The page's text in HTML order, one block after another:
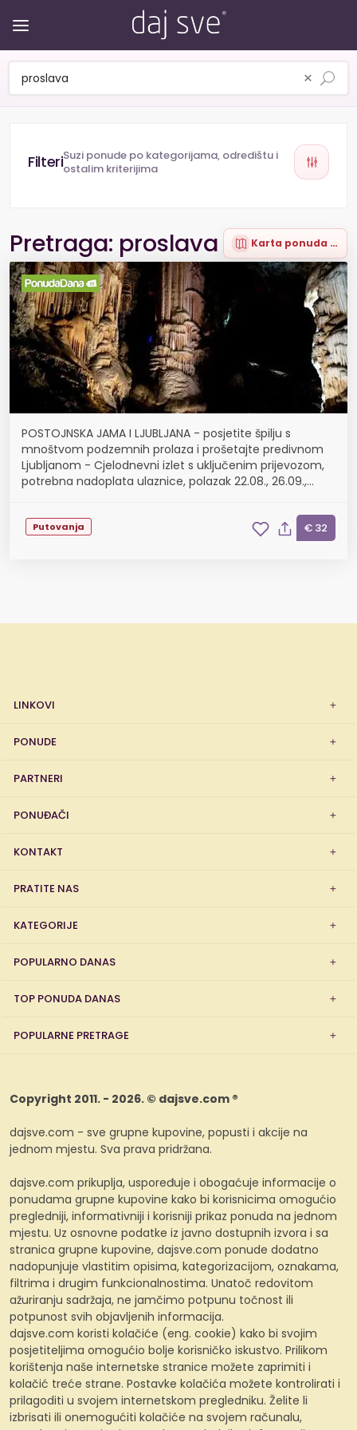
×
Suzi ponude po kategorijama, odredištu i
ostalim kriterijima
Pretraga: proslava Karta ponuda (1)
POSTOJNSKA JAMA I LJUBLJANA - posjetite špilju s
mnoštvom podzemnih prolaza i prošetajte predivnom
Ljubljanom - Cjelodnevni izlet s uključenim prijevozom,
potrebna nadoplata ulaznice, polazak 22.08., 26.09.,
Putovanja € 32
LINKOVI
PONUDE
PARTNERI
PONUĐAČI
KONTAKT
PRATITE NAS
KATEGORIJE
POPULARNO DANAS
TOP PONUDA DANAS
POPULARNE PRETRAGE
Copyright 2011. - 2026. © dajsve.com ®
dajsve.com - sve grupne kupovine, popusti i akcije na
jednom mjestu. Sva prava pridržana.
dajsve.com prikuplja, uspoređuje i obogaćuje informacije o
ponudama grupne kupovine kako bi korisnicima omogućio
pregledniji, informativniji i korisniji prikaz ponuda na jednom
mjestu. Uz osnovne podatke iz javno dostupnih izvora i sa
stranica grupne kupovine, dajsve.com ponude dodatno
nadopunjuje vlastitim opisima, kategorizacijom, oznakama,
filtrima i drugim funkcionalnostima. Unatoč redovitom
ažuriranju sadržaja, ne jamčimo potpunu točnost ili
potpunost svih objavljenih informacija.
dajsve.com koristi kolačiće (eng. cookie) kako bi svojim
posjetiteljima omogućio bolje korisničko iskustvo. Prilikom
korištenja naše internetske stranice možete zaprimiti i
kolačić treće strane. Postavke kolačića možete kontrolirati i
prilagoditi u svojem internetskom pregledniku. Želite li
izbrisati ili onemogućiti kolačiće na svojem računalu,